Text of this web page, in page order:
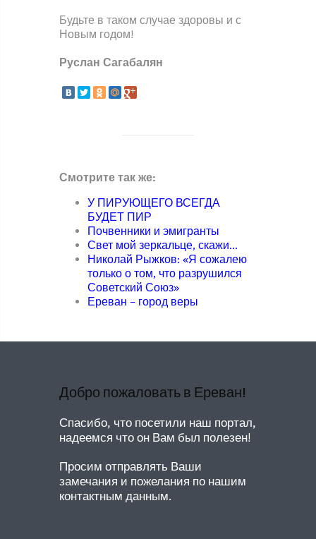
Будьте в таком случае здоровы и с
Новым годом!
Руслан Сагабалян
Смотрите так же:
У ПИРУЮЩЕГО ВСЕГДА
БУДЕТ ПИР
Почвенники и эмигранты
Свет мой зеркальце, скажи...
Николай Рыжков: «Я сожалею
только о том, что разрушился
Советский Союз»
Ереван – город веры
Добро пожаловать в Ереван!
Спасибо, что посетили наш портал,
надеемся что он Вам был полезен!
Просим отправлять Ваши
замечания и пожелания по нашим
контактным данным.